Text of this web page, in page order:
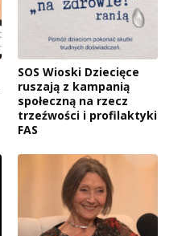
SOS Wioski Dziecięce
ruszają z kampanią
społeczną na rzecz
trzeźwości i profilaktyki
FAS